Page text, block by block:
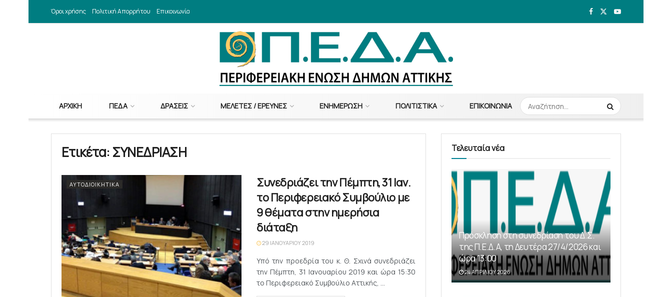
Όροι χρήσης Πολιτική Απορρήτου Επικοινωνία
ΑΡΧΙΚΉ ΠΕΔΑ ΔΡΆΣΕΙΣ ΜΕΛΈΤΕΣ / ΈΡΕΥΝΕΣ ΕΝΗΜΈΡΩΣΗ ΠΟΛΙΤΙΣΤΙΚΆ ΕΠΙΚΟΙΝΩΝΊΑ
Ετικέτα: ΣΥΝΕΔΡΙΑΣΗ
ΑΥΤΟΔΙΟΙΚΗΤΙΚΆ
Συνεδριάζει την Πέμπτη, 31 Ιαν.
το Περιφερειακό Συμβούλιο με
9 θέματα στην ημερήσια
διάταξη
29 ΙΑΝΟΥΑΡΊΟΥ 2019
Υπό την προεδρία του κ. Θ. Σχινά συνεδριάζει
την Πέμπτη, 31 Ιανουαρίου 2019 και ώρα 15:30
το Περιφερειακό Συμβούλιο Αττικής, ...
Τελευταία νέα
Πρόσκληση στη συνεδρίαση του Δ.Σ.
της Π.Ε.Δ.Α, τη Δευτέρα 27/4/2026 και
ώρα 13:00
24 ΑΠΡΙΛΊΟΥ 2026